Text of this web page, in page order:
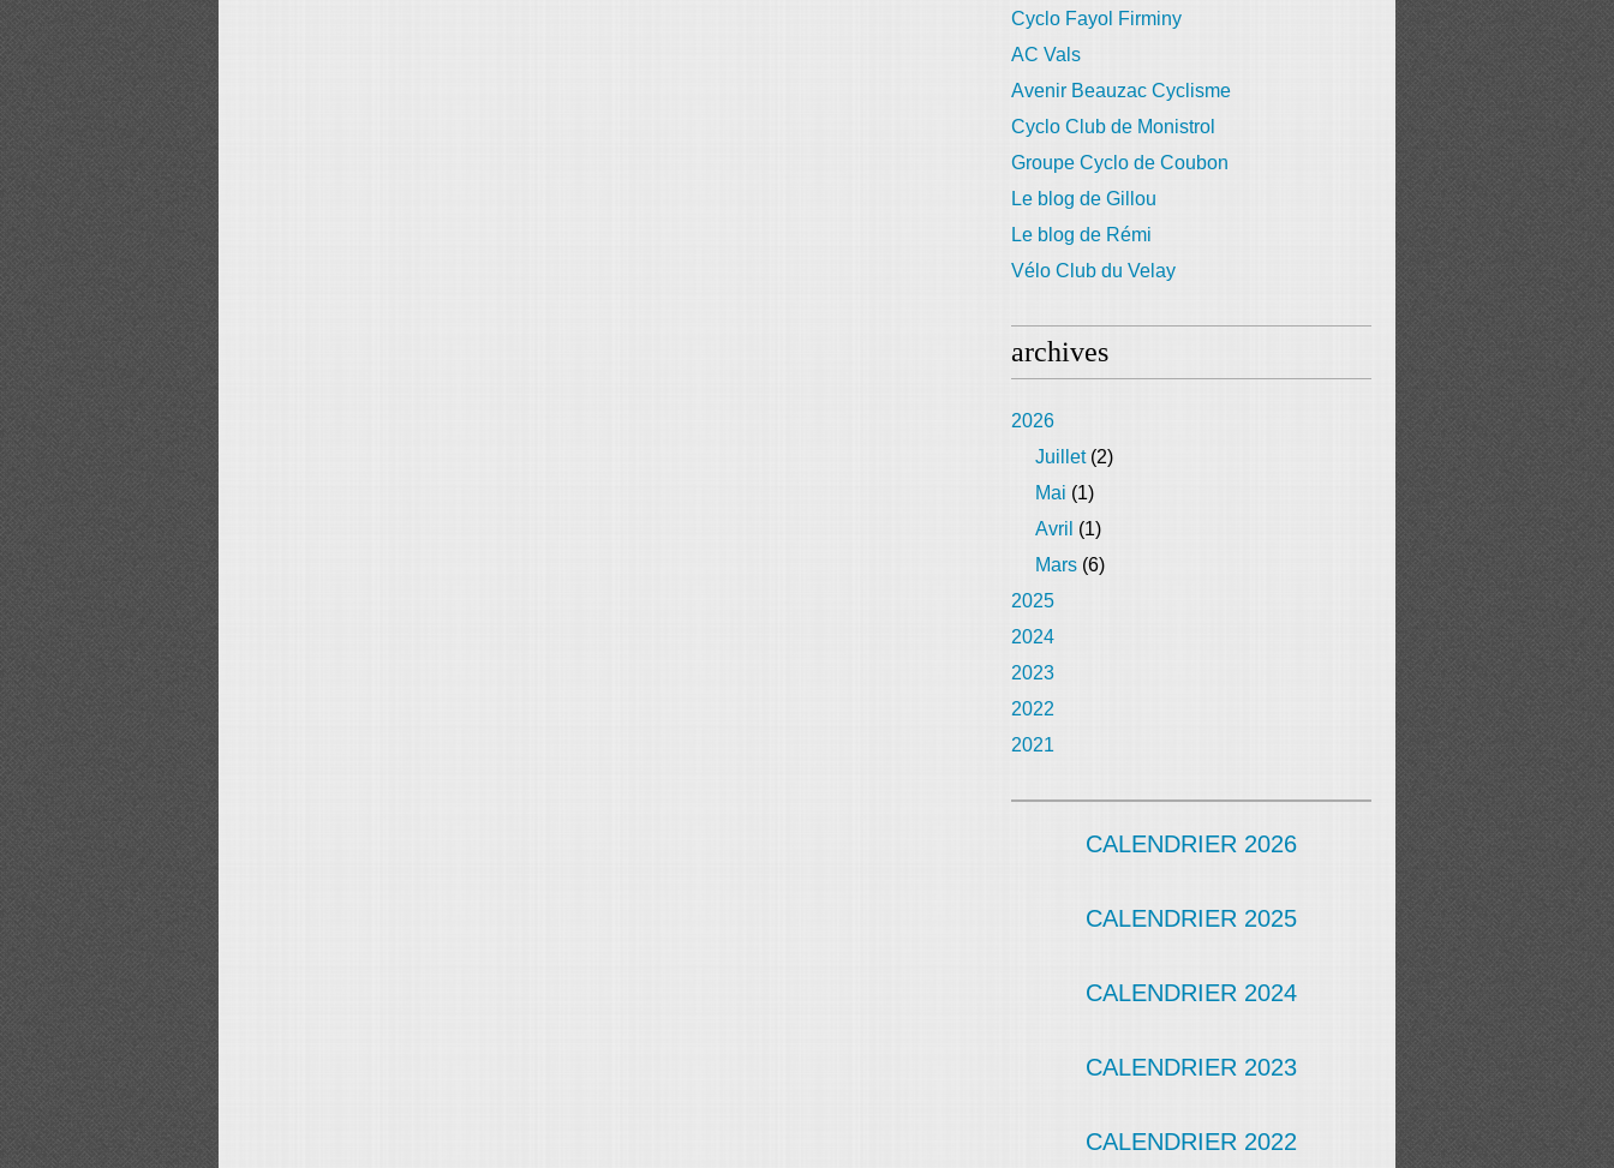
Cyclo Fayol Firminy
AC Vals
Avenir Beauzac Cyclisme
Cyclo Club de Monistrol
Groupe Cyclo de Coubon
Le blog de Gillou
Le blog de Rémi
Vélo Club du Velay
archives
2026
Juillet(2)
Mai (1)
Avril (1)
Mars (6)
2025
2024
2023
2022
2021
CALENDRIER 2026
CALENDRIER 2025
CALENDRIER 2024
CALENDRIER 2023
CALENDRIER 2022